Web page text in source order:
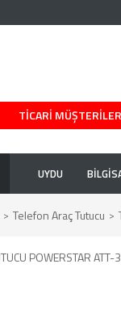
TİCARİ
UYDU
Telefon Araç Tutucu